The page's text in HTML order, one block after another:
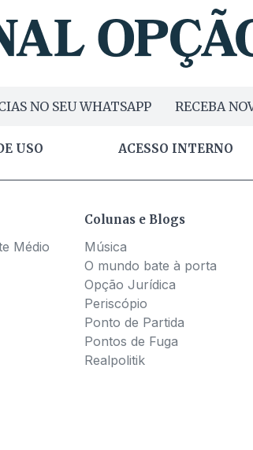
NO SEU WHATSAPP RECEBA
USO ACESSO INTERNO
Médio
Colunas e Blogs
Música
O mundo bate à porta
Opção Jurídica
Periscópio
Ponto de Partida
Pontos de Fuga
Realpolitik